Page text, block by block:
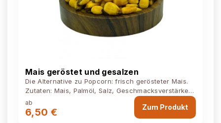
Mais geröstet und gesalzen
Die Alternative zu Popcorn: frisch gerösteter Mais.
Zutaten: Mais, Palmöl, Salz, Geschmacksverstärker
E621, Zucker,...
ab
6,50 € Zum Produkt